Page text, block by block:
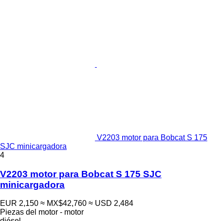
V2203 motor para Bobcat S 175
SJC minicargadora
4
V2203 motor para Bobcat S 175 SJC
minicargadora
EUR 2,150 ≈ MX$42,760 ≈ USD 2,484
Piezas del motor - motor